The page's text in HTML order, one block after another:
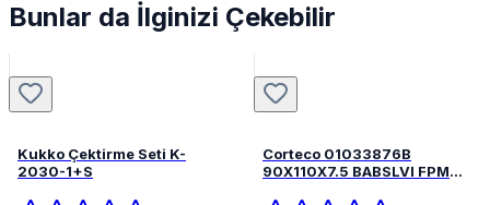
Bunlar da İlginizi Çekebilir
Kukko Çektirme Seti K-
2030-1+S
Corteco 01033876B
90X110X7.5 BABSLVI FPM